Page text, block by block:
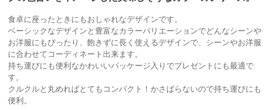
食卓に座ったときにもおしゃれなデザインです。
ベーシックなデザインと豊富なカラーバリエーションでどんなシーンや
お洋服にもぴったり、飽きずに長く使えるデザインで、シーンやお洋服
に合わせてコーディネート出来ます。
持ち運びにも便利なかわいいパッケージ入りでプレゼントにも最適で
す。
クルクルと丸めればとてもコンパクト！かさばらないので持ち運びにも
便利。